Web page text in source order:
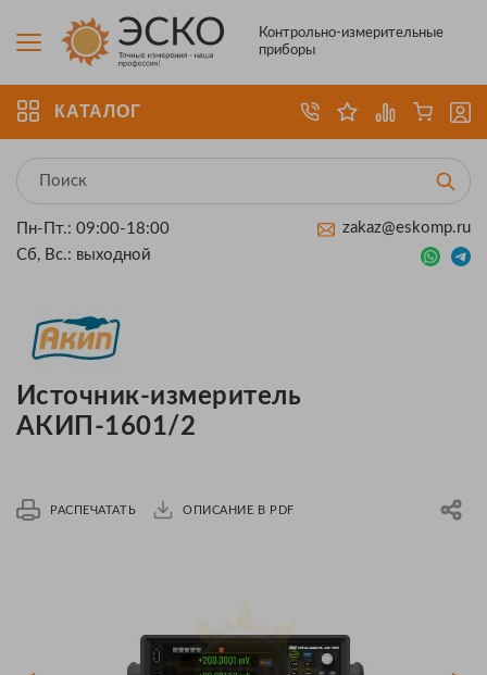
Контрольно-измерительные
приборы
КАТАЛОГ
Пн-Пт.: 09:00-18:00
Сб, Вс.: выходной
zakaz@eskomp.ru
Источник-измеритель
АКИП-1601/2
РАСПЕЧАТАТЬ ОПИСАНИЕ В PDF